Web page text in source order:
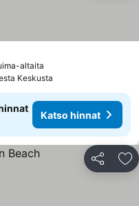
altaita
Keskusta
Katso hinnat
Jaa